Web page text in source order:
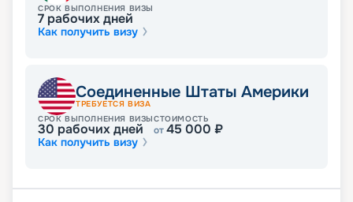
СРОК ВЫПОЛНЕНИЯ ВИЗЫ
7 рабочих дней
Как получить визу
Соединенные Штаты Америки
ТРЕБУЕТСЯ ВИЗА
СРОК ВЫПОЛНЕНИЯ ВИЗЫ
30 рабочих дней
СТОИМОСТЬ
от45 000 ₽
Как получить визу